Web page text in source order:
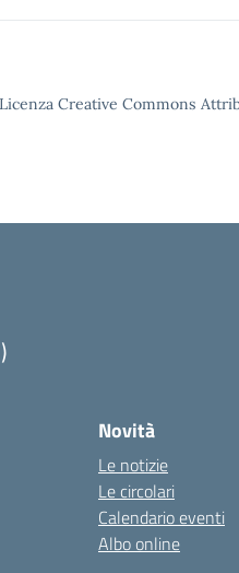
Creative Commons
Novità
Le notizie
Le circolari
Calendario eventi
Albo online